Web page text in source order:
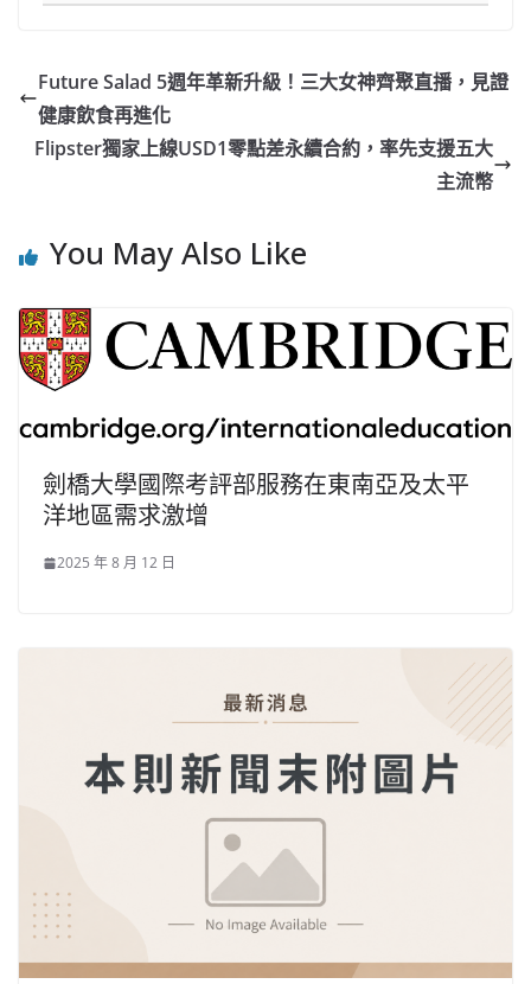
Future Salad 5週年革新升級！三大女神齊聚直播，見證
健康飲食再進化
Flipster獨家上線USD1零點差永續合約，率先支援五大
主流幣
You May Also Like
劍橋大學國際考評部服務在東南亞及太平
洋地區需求激增
2025 年 8 月 12 日